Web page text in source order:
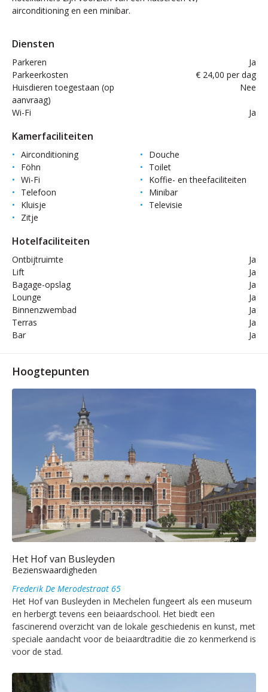
airconditioning en een minibar.
Diensten
Parkeren
Ja
Parkeerkosten
€ 24,00 per dag
Huisdieren toegestaan (op
aanvraag)
Nee
Wi-Fi Ja
Kamerfaciliteiten
Airconditioning
Douche
Föhn
Toilet
Wi-Fi
Koffie- en theefaciliteiten
Telefoon
Minibar
Kluisje
Televisie
Zitje
Hotelfaciliteiten
Ontbijtruimte
Ja
Lift
Ja
Bagage-opslag
Ja
Lounge
Ja
Binnenzwembad
Ja
Terras
Ja
Bar
Ja
Hoogtepunten
Het Hof van Busleyden
Bezienswaardigheden
Frederik De Merodestraat 65
Het Hof van Busleyden in Mechelen fungeert als een museum
en herbergt tevens een beiaardschool. Het biedt een
fascinerend overzicht van de lokale geschiedenis en kunst, met
speciale aandacht voor de beiaardtraditie die zo kenmerkend is
voor de stad.